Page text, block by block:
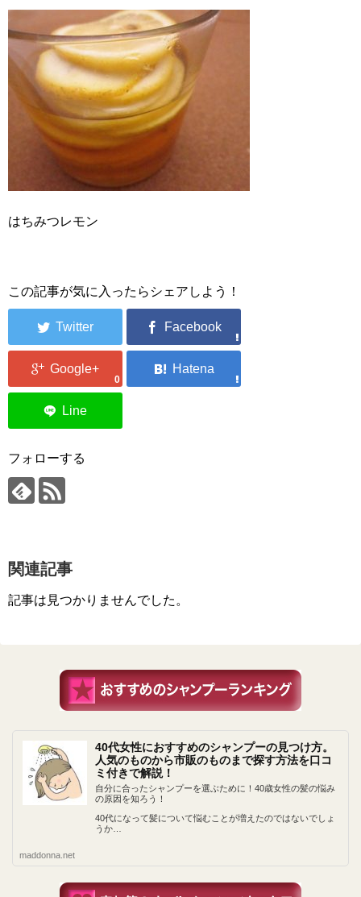
はちみつレモン
この記事が気に入ったらシェアしよう！
0
フォローする
関連記事
記事は見つかりませんでした。
40代女性におすすめのシャンプーの見つけ方。
人気のものから市販のものまで探す方法を口コ
ミ付きで解説！
自分に合ったシャンプーを選ぶために！40歳女性の髪の悩み
の原因を知ろう！
40代になって髪について悩むことが増えたのではないでしょ
うか…
maddonna.net